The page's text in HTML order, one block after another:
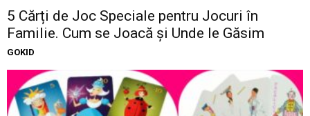
5 Cărți de Joc Speciale pentru Jocuri în
Familie. Cum se Joacă și Unde le Găsim
GOKID